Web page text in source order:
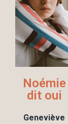
Noémie
dit oui
Geneviève